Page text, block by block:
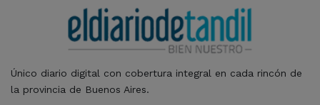
Único diario digital con cobertura integral en cada rincón de
la provincia de Buenos Aires.